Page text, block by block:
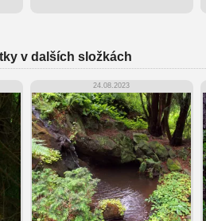
v dalších složkách
24.08.2023